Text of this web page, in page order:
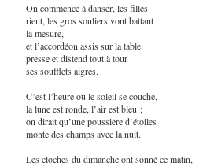
On commence à danser, les filles
rient, les gros souliers vont battant
la mesure,
et l’accordéon assis sur la table
presse et distend tout à tour
ses soufflets aigres.
C’est l’heure où le soleil se couche,
la lune est ronde, l’air est bleu ;
on dirait qu’une poussière d’étoiles
monte des champs avec la nuit.
Les cloches du dimanche ont sonné ce matin,